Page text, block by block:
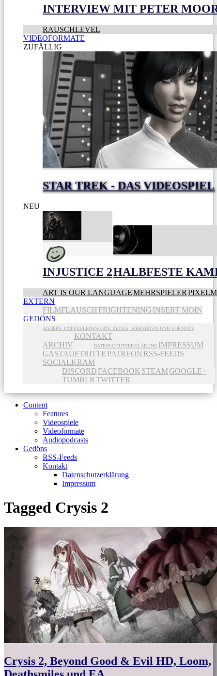
INTERVIEW MIT PETER
RAUSCHLEVEL
VIDEOFORMATE
ZUFÄLLIG
STAR TREK - DAS VIDEOSPIEL
NEU
INJUSTICE 2HALBFESTE
ART IS OUR LANGUAGEMEHRSPIELER
EXTERN
FILMFLAUSCH FRIGHTENING INSERT MOIN
GEDÖNS
ANDERE EMPFEHLENSWERTE BLOGS, WEBSEITEN UND FORMATE
ARCHIV
KONTAKT
DATENSCHUTZERKLÄRUNG IMPRESSUM
GASTAUFTRITTE PATREON RSS-FEEDS
SOCIALKRAM
DISCORD FACEBOOK STEAMGOOGLE+
TUMBLR TWITTER
Content
Features
Videospiele
Videoformate
Audiopodcasts
Gedöns
RSS-Feeds
Kontakt
Datenschutzerklärung
Impressum
Tagged Crysis 2
Crysis 2, Beyond Good & Evil HD, Loom,